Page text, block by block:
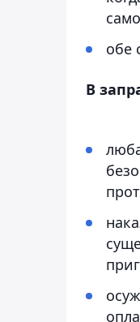
обе
В